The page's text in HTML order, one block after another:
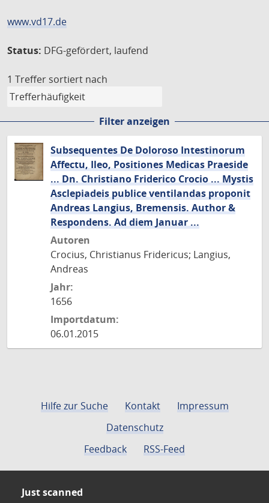
www.vd17.de
Status: DFG-gefördert, laufend
1 Treffer sortiert nach
Filter anzeigen
Subsequentes De Doloroso Intestinorum
Affectu, Ileo, Positiones Medicas Praeside
... Dn. Christiano Friderico Crocio ... Mystis
Asclepiadeis publice ventilandas proponit
Andreas Langius, Bremensis. Author &
Respondens. Ad diem Januar ...
Autoren
Crocius, Christianus Fridericus; Langius,
Andreas
Jahr:
1656
Importdatum:
06.01.2015
Hilfe zur Suche Kontakt
Impressum
Datenschutz
Feedback
RSS-Feed
Just scanned